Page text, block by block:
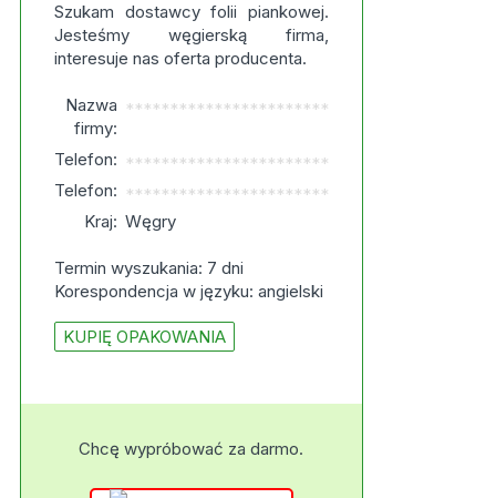
Szukam dostawcy folii piankowej.
Jesteśmy węgierską firma,
interesuje nas oferta producenta.
Nazwa
firmy:
***********************
Telefon: ***********************
Telefon: ***********************
Kraj: Węgry
Termin wyszukania: 7 dni
Korespondencja w języku: angielski
KUPIĘ OPAKOWANIA
Chcę wypróbować za darmo.